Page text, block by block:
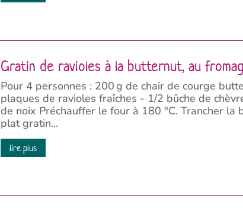
Gratin de ravioles à la butternut, au
Pour 4 personnes : 200 g de chair de courge
plaques de ravioles fraîches - 1/2 bûche de
de noix Préchauffer le four à 180 °C. Trancher
plat gratin...
lire plus